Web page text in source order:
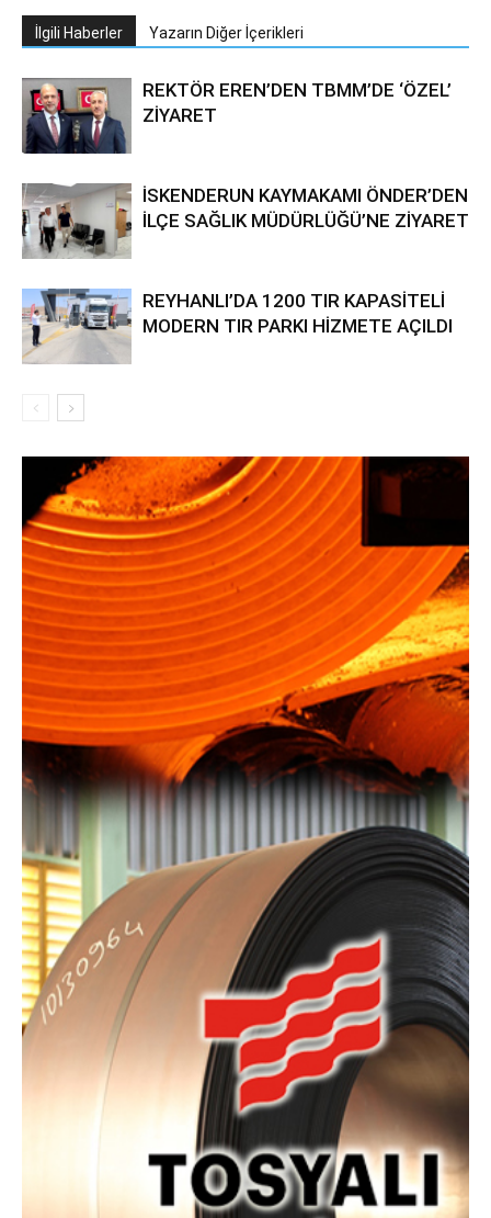
İlgili Haberler Yazarın Diğer İçerikleri
REKTÖR EREN’DEN TBMM’DE ‘ÖZEL’
ZİYARET
İSKENDERUN KAYMAKAMI ÖNDER’DEN
İLÇE SAĞLIK MÜDÜRLÜĞÜ’NE ZİYARET
REYHANLI’DA 1200 TIR KAPASİTELİ
MODERN TIR PARKI HİZMETE AÇILDI